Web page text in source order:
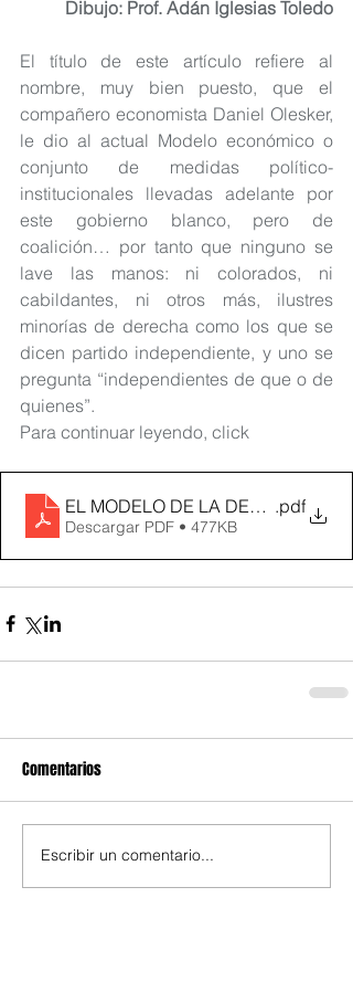
Dibujo: Prof. Adán Iglesias Toledo
El título de este artículo refiere al
nombre, muy bien puesto, que el
compañero economista Daniel Olesker,
le dio al actual Modelo económico o
conjunto de medidas político-
institucionales llevadas adelante por
este gobierno blanco, pero de
coalición… por tanto que ninguno se
lave las manos: ni colorados, ni
cabildantes, ni otros más, ilustres
minorías de derecha como los que se
dicen partido independiente, y uno se
pregunta “independientes de que o de
quienes”.
Para continuar leyendo, click
EL MODELO DE LA DESIGUALDAD
.pdf
Descargar PDF • 477KB
Comentarios
Escribir un comentario...